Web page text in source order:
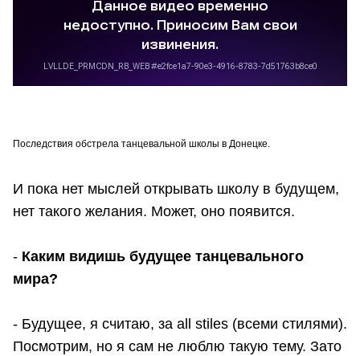
Последствия обстрела танцевальной школы в Донецке.
И пока нет мыслей открывать школу в будущем,
нет такого желания. Может, оно появится.
- Каким видишь будущее танцевального
мира?
- Будущее, я считаю, за all stiles (всеми стилями).
Посмотрим, но я сам не люблю такую тему. Зато